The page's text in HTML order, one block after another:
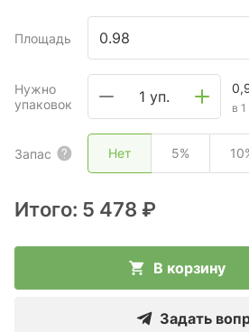
Площадь
Нужно
упаковок
1 уп.
в 1
Запас Нет 5%
Итого: 5 478 ₽
В корзину
Задать